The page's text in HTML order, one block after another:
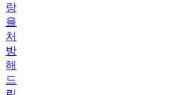
랑
을
처
방
해
드